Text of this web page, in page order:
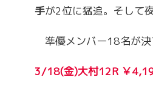
手が2位に猛追。そして
準優メンバー18名が決
3/18(金)大村12R ￥